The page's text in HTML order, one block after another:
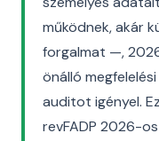
működnek, akár
forgalmat —,
önálló
auditot igényel.
revFADP 2026-